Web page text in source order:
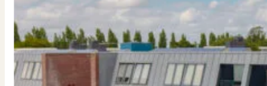
Maak gebruik van ons netwerk
Verenigingen
PUUR* is aangesloten bij...